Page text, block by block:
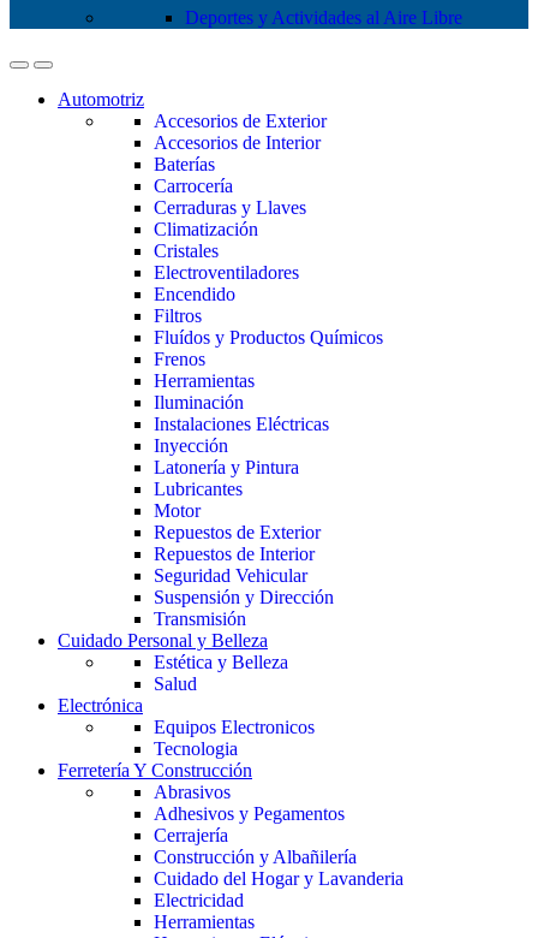
Deportes y Actividades al Aire Libre
Automotriz
Accesorios de Exterior
Accesorios de Interior
Baterías
Carrocería
Cerraduras y Llaves
Climatización
Cristales
Electroventiladores
Encendido
Filtros
Fluídos y Productos Químicos
Frenos
Herramientas
Iluminación
Instalaciones Eléctricas
Inyección
Latonería y Pintura
Lubricantes
Motor
Repuestos de Exterior
Repuestos de Interior
Seguridad Vehicular
Suspensión y Dirección
Transmisión
Cuidado Personal y Belleza
Estética y Belleza
Salud
Electrónica
Equipos Electronicos
Tecnologia
Ferretería Y Construcción
Abrasivos
Adhesivos y Pegamentos
Cerrajería
Construcción y Albañilería
Cuidado del Hogar y Lavanderia
Electricidad
Herramientas